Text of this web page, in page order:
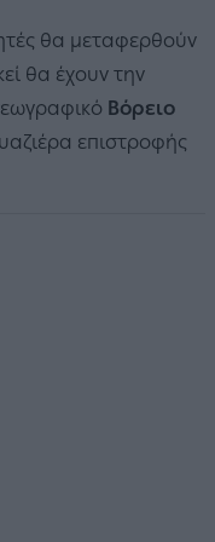
θα μεταφερθούν
θα έχουν την
Βόρειο
επιστροφής